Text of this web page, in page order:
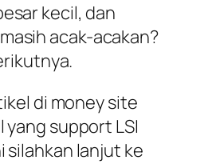
kecil, dan
acak-acakan?
di money site
support LSI
silahkan lanjut ke